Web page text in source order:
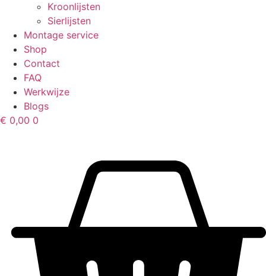
Kroonlijsten
Sierlijsten
Montage service
Shop
Contact
FAQ
Werkwijze
Blogs
€ 0,00 0